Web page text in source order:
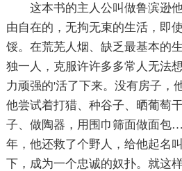
这本书的主人公叫做鲁滨逊
由自在的，无拘无束的生活，即
馁。在荒芜人烟、缺乏最基本的
独一人，克服许许多多常人无法
力顽强的'活了下来。没有房子，
他尝试着打猎、种谷子、晒葡萄
子、做陶器，用围巾筛面做面包
年，他还救了个野人，给他起名
下，成为一个忠诚的奴扑。就这